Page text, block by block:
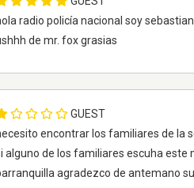
radio policía nacional soy
de mr. fox grasias
GUEST
encontrar los familiares de la
alguno de los familiares escuha este
agradezco de antemano